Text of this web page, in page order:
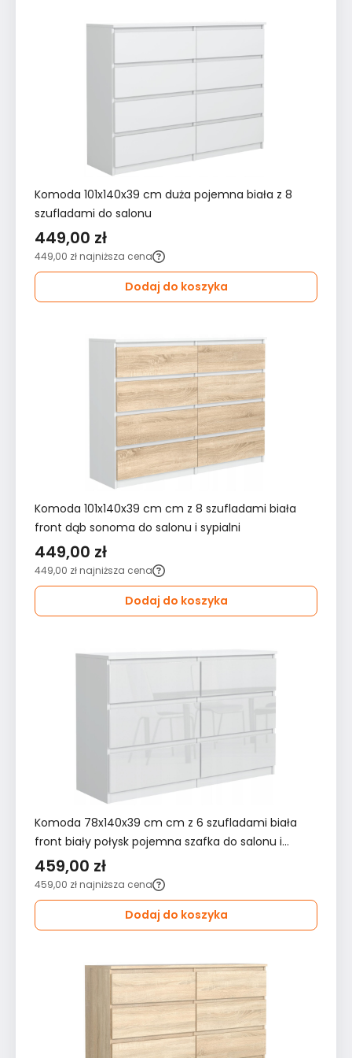
Komoda 101x140x39 cm duża pojemna biała z 8
szufladami do salonu
449,00 zł
449,00 zł najniższa cena
Dodaj do koszyka
Komoda 101x140x39 cm cm z 8 szufladami biała
front dąb sonoma do salonu i sypialni
449,00 zł
449,00 zł najniższa cena
Dodaj do koszyka
Komoda 78x140x39 cm cm z 6 szufladami biała
front biały połysk pojemna szafka do salonu i
sypialni
459,00 zł
459,00 zł najniższa cena
Dodaj do koszyka